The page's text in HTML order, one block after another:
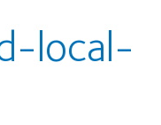
local-